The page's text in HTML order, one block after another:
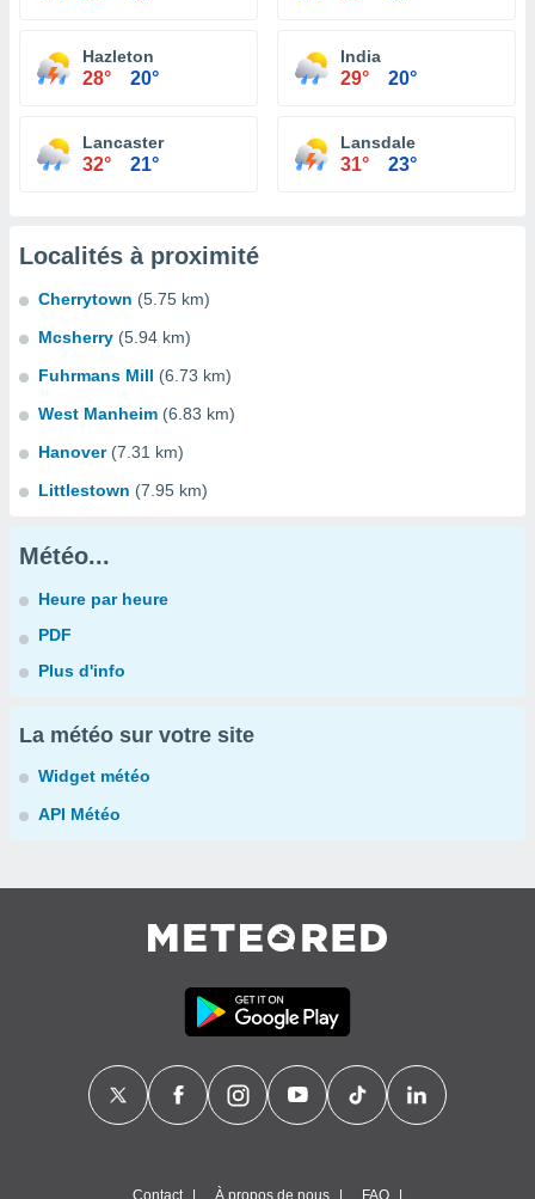
Hazleton
28° 20°
India
29° 20°
Lancaster
32° 21°
Lansdale
31° 23°
Localités à proximité
Cherrytown (5.75 km)
Mcsherry (5.94 km)
Fuhrmans Mill (6.73 km)
West Manheim (6.83 km)
Hanover (7.31 km)
Littlestown (7.95 km)
Météo...
Heure par heure
PDF
Plus d'info
La météo sur votre site
Widget météo
API Météo
Contact À propos de nous FAQ